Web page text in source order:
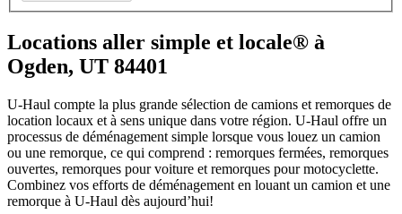
Locations aller simple et locale® à
Ogden, UT 84401
U-Haul compte la plus grande sélection de camions et remorques de
location locaux et à sens unique dans votre région. U-Haul offre un
processus de déménagement simple lorsque vous louez un camion
ou une remorque, ce qui comprend : remorques fermées, remorques
ouvertes, remorques pour voiture et remorques pour motocyclette.
Combinez vos efforts de déménagement en louant un camion et une
remorque à U-Haul dès aujourd’hui!